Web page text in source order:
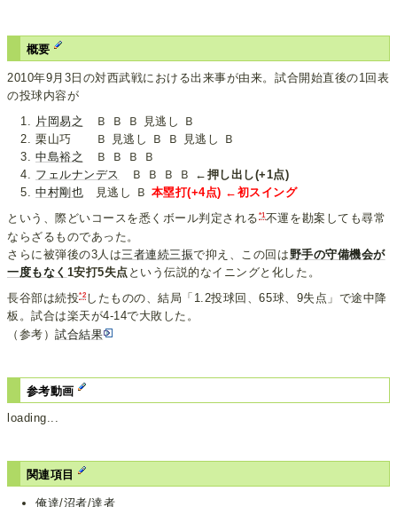
概要
2010年9月3日の対西武戦における出来事が由来。試合開始直後の1回表
の投球内容が
片岡易之
Ｂ Ｂ Ｂ 見逃し Ｂ
栗山巧 Ｂ 見逃し Ｂ Ｂ 見逃し Ｂ
中島裕之
Ｂ Ｂ Ｂ Ｂ
フェルナンデス
Ｂ Ｂ Ｂ Ｂ
←押し出し(+1点)
中村剛也 見逃し Ｂ 本塁打(+4点) ←初スイング
という、際どいコースを悉くボール判定される *1不運を勘案しても尋常
ならざるものであった。
さらに被弾後の3人は三者連続三振で抑え、この回は 野手の守備機会が
一度もなく 1安打5失点 という伝説的なイニングと化した。
長谷部は続投*2したものの、結局「1.2投球回、65球、9失点」で途中降
板。試合は楽天が4-14で大敗した。
（参考）試合結果
参考動画
loading...
関連項目
俺達/沼者/達者